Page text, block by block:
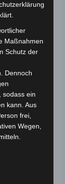
VSX.
hier:Volta
Maßnahmen
Schutz der
Dennoch
sodass ein
kann. Aus
frei,
Wegen,